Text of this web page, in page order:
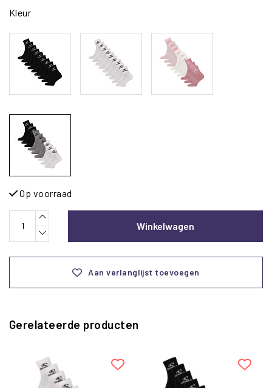
Kleur
Op voorraad
Winkelwagen
Aan verlanglijst toevoegen
Gerelateerde producten